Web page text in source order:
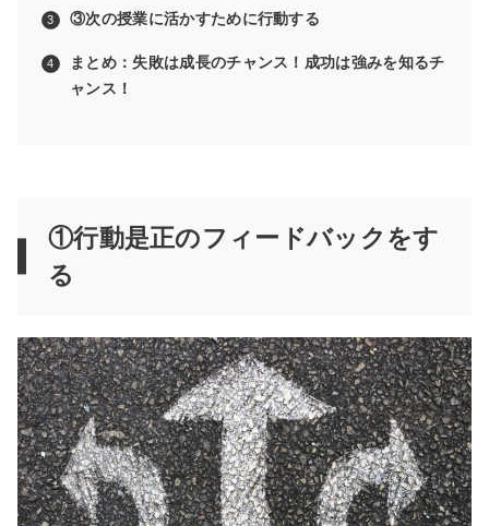
③次の授業に活かすために行動する
まとめ：失敗は成長のチャンス！成功は強みを知るチ
ャンス！
①行動是正のフィードバックをす
る